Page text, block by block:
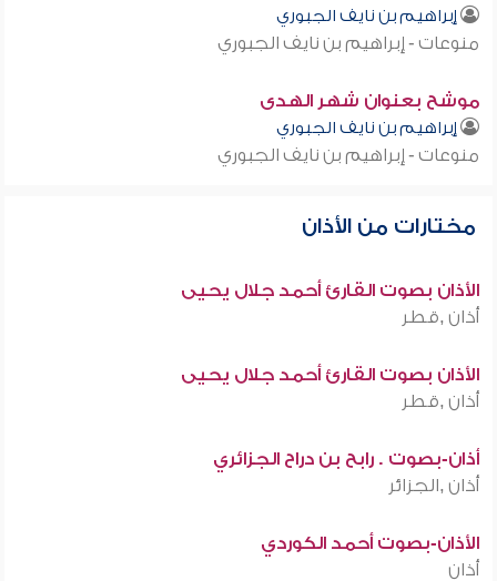
إبراهيم بن نايف الجبوري
منوعات - إبراهيم بن نايف الجبوري
موشح بعنوان شهر الهدى
إبراهيم بن نايف الجبوري
منوعات - إبراهيم بن نايف الجبوري
مختارات من الأذان
الأذان بصوت القارئ أحمد جلال يحيى
أذان ,قطر
الأذان بصوت القارئ أحمد جلال يحيى
أذان ,قطر
أذان-بصوت . رابح بن دراح الجزائري
أذان ,الجزائر
الأذان-بصوت أحمد الكوردي
أذان